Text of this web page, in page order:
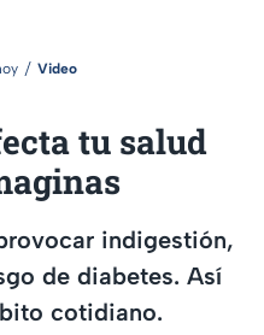
Video
tu salud
indigestión,
de diabetes. Así
cotidiano.